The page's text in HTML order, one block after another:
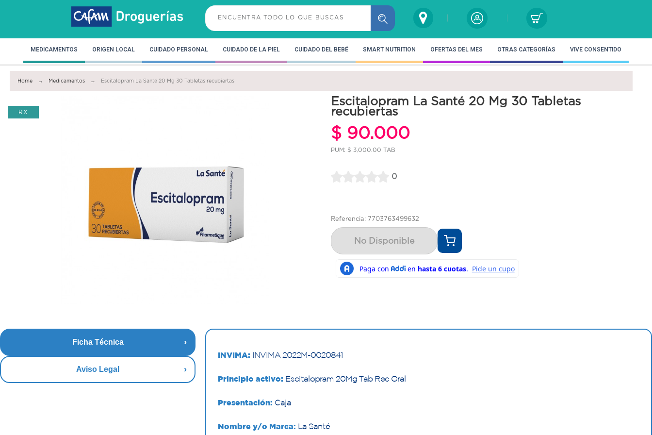
MEDICAMENTOS ORIGEN LOCAL CUIDADO PERSONAL CUIDADO DE LA PIEL CUIDADO DEL BEBÉ SMART NUTRITION OFERTAS DEL MES OTRAS CATEGORÍAS VIVE CONSENTIDO
Home Medicamentos Escitalopram La Santé 20 Mg 30 Tabletas recubiertas
RX
Escitalopram La Santé 20 Mg 30 Tabletas
recubiertas
$ 90.000
PUM: $ 3,000.00 TAB
0
Referencia: 7703763499632
No Disponible
Ficha Técnica
Aviso Legal
INVIMA: INVIMA 2022M-0020841
Principio activo: Escitalopram 20Mg Tab Rec Oral
Presentación: Caja
Nombre y/o Marca: La Santé